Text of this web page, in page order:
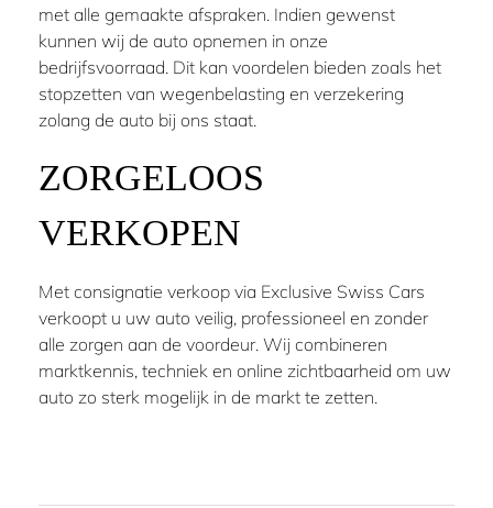
met alle gemaakte afspraken. Indien gewenst
kunnen wij de auto opnemen in onze
bedrijfsvoorraad. Dit kan voordelen bieden zoals het
stopzetten van wegenbelasting en verzekering
zolang de auto bij ons staat.
ZORGELOOS
VERKOPEN
Met consignatie verkoop via Exclusive Swiss Cars
verkoopt u uw auto veilig, professioneel en zonder
alle zorgen aan de voordeur. Wij combineren
marktkennis, techniek en online zichtbaarheid om uw
auto zo sterk mogelijk in de markt te zetten.